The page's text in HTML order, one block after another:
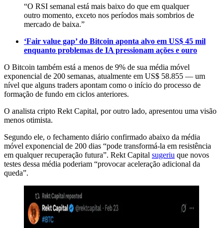
“O RSI semanal está mais baixo do que em qualquer
outro momento, exceto nos períodos mais sombrios de
mercado de baixa.”
‘Fair value gap’ do Bitcoin aponta alvo em US$ 45 mil
enquanto problemas de IA pressionam ações e ouro
O Bitcoin também está a menos de 9% de sua média móvel
exponencial de 200 semanas, atualmente em US$ 58.855 — um
nível que alguns traders apontam como o início do processo de
formação de fundo em ciclos anteriores.
O analista cripto Rekt Capital, por outro lado, apresentou uma visão
menos otimista.
Segundo ele, o fechamento diário confirmado abaixo da média
móvel exponencial de 200 dias “pode transformá-la em resistência
em qualquer recuperação futura”. Rekt Capital sugeriu que novos
testes dessa média poderiam “provocar aceleração adicional da
queda”.